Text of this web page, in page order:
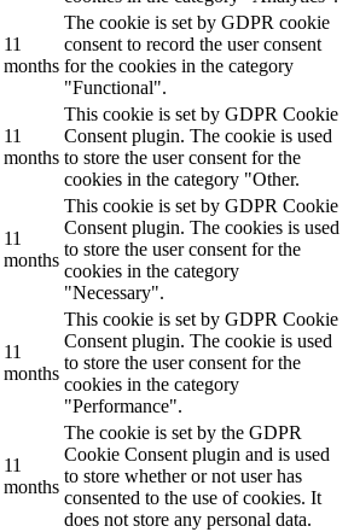
11
months
The cookie is set by GDPR cookie
consent to record the user consent
for the cookies in the category
"Functional".
11
months
This cookie is set by GDPR Cookie
Consent plugin. The cookie is used
to store the user consent for the
cookies in the category "Other.
11
months
This cookie is set by GDPR Cookie
Consent plugin. The cookies is used
to store the user consent for the
cookies in the category
"Necessary".
11
months
This cookie is set by GDPR Cookie
Consent plugin. The cookie is used
to store the user consent for the
cookies in the category
"Performance".
11
months
The cookie is set by the GDPR
Cookie Consent plugin and is used
to store whether or not user has
consented to the use of cookies. It
does not store any personal data.